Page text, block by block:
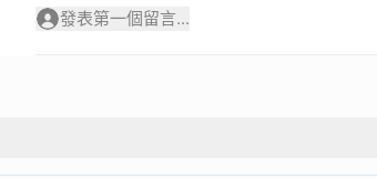
發表第一個留言...